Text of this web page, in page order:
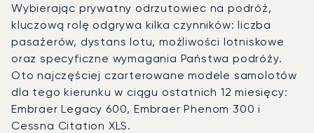
Wybierając prywatny odrzutowiec na podróż,
kluczową rolę odgrywa kilka czynników: liczba
pasażerów, dystans lotu, możliwości lotniskowe
oraz specyficzne wymagania Państwa podróży.
Oto najczęściej czarterowane modele samolotów
dla tego kierunku w ciągu ostatnich 12 miesięcy:
Embraer Legacy 600, Embraer Phenom 300 i
Cessna Citation XLS.